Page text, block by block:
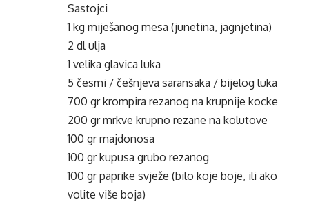
Sastojci
1 kg miješanog mesa (junetina, jagnjetina)
2 dl ulja
1 velika glavica luka
5 česmi / češnjeva saransaka / bijelog luka
700 grkrompira rezanog na krupnije kocke
200 gr mrkve krupno rezane na kolutove
100 grmajdonosa
100 gr kupusa grubo rezanog
100 gr paprike svježe (bilo koje boje, ili ako
volite više boja)